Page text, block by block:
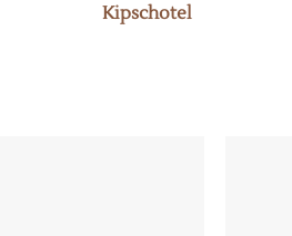
Kipschotel